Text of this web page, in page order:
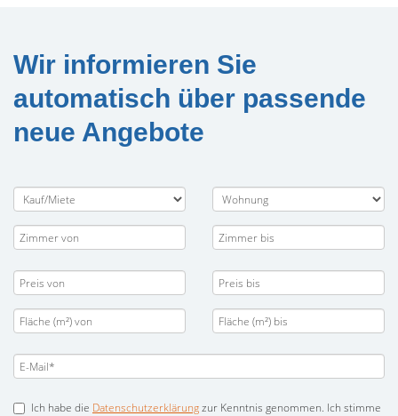
Wir informieren Sie
automatisch über passende
neue Angebote
Ich habe die Datenschutzerklärungzur Kenntnis genommen. Ich stimme